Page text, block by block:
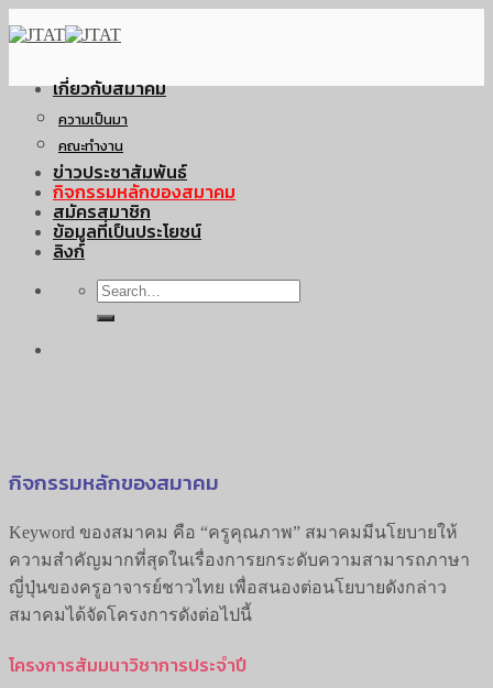
to
เกี่ยวกับสมาคม
ความเป็นมา
คณะทำงาน
ข่าวประชาสัมพันธ์
กิจกรรมหลักของสมาคม
สมัครสมาชิก
ข้อมูลที่เป็นประโยชน์
ลิงก์
กิจกรรมหลักของสมาคม
Keyword ของสมาคม คือ “ครูคุณภาพ” สมาคมมีนโยบายให้
ความสำคัญมากที่สุดในเรื่องการยกระดับความสามารถภาษา
ญี่ปุ่นของครูอาจารย์ชาวไทย เพื่อสนองต่อนโยบายดังกล่าว
สมาคมได้จัดโครงการดังต่อไปนี้
โครงการสัมมนาวิชาการประจำปี